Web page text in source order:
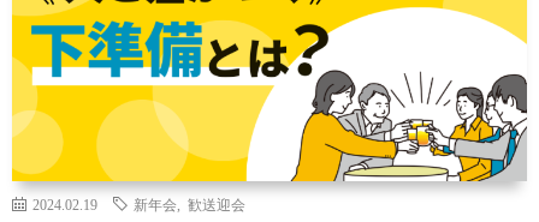
2024.02.19 新年会 歓送迎会